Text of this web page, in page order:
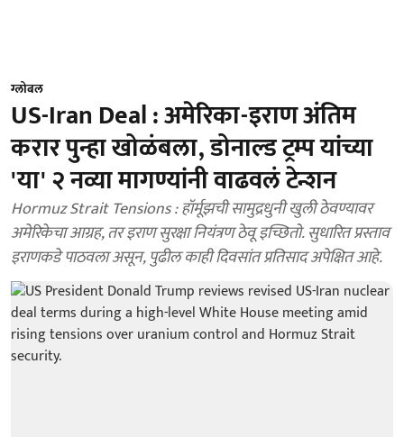
ग्लोबल
US-Iran Deal : अमेरिका-इराण अंतिम
करार पुन्हा खोळंबला, डोनाल्ड ट्रम्प यांच्या
'या' २ नव्या मागण्यांनी वाढवलं टेन्शन
Hormuz Strait Tensions : हॉर्मूझची सामुद्रधुनी खुली ठेवण्यावर
अमेरिकेचा आग्रह, तर इराण सुरक्षा नियंत्रण ठेवू इच्छितो. सुधारित प्रस्ताव
इराणकडे पाठवला असून, पुढील काही दिवसांत प्रतिसाद अपेक्षित आहे.